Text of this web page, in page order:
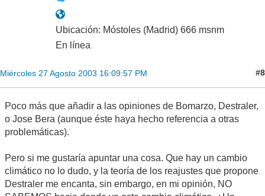
Ubicación: Móstoles (Madrid) 666 msnm
En línea
Miércoles 27 Agosto 2003 16:09:57 PM #8
Poco más que añadir a las opiniones de Bomarzo, Destraler,
o Jose Bera (aunque éste haya hecho referencia a otras
problemáticas).
Pero si me gustaría apuntar una cosa. Que hay un cambio
climático no lo dudo, y la teoría de los reajustes que propone
Destraler me encanta, sin embargo, en mi opinión, NO